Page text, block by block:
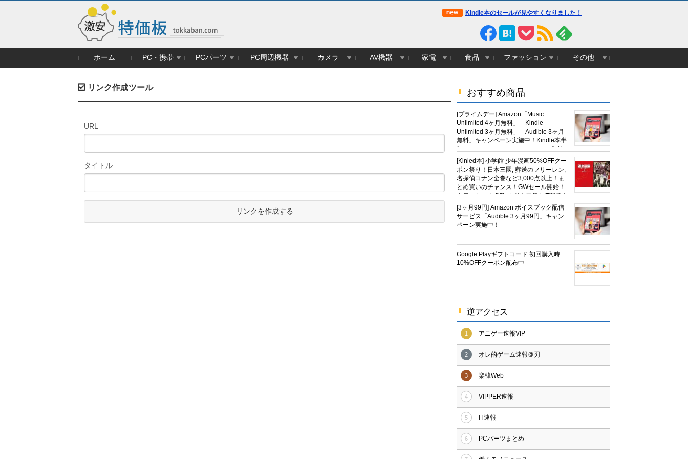
Kindle本のセールが見やすくなりました！
ホーム PC・携帯 PCパーツ PC周辺機器 カメラ AV機器 家電 食品 ファッション その他
おすすめ商品
[プライムデー] Amazon「Music
Unlimited 4ヶ月無料」「Kindle
Unlimited 3ヶ月無料」「Audible 3ヶ月
無料」キャンペーン実施中！Kindle本半
額セール HUNTER×HUNTERなど集英
社、無職転生,幼女戦記など
KADOKAWA、キャプテン翼100円セー
ルも！
[Kinled本] 小学館 少年漫画50%OFFクー
ポン祭り！日本三國, 葬送のフリーレン,
名探偵コナン全巻など3,000点以上！ま
とめ買いのチャンス！GWセール開始！
人気コミック多数 カドカワ祭やIT関連本
がセールに！
[3ヶ月99円] Amazon ボイスブック配信
サービス「Audible 3ヶ月99円」キャン
ペーン実施中！
Google Playギフトコード 初回購入時
10%OFFクーポン配布中
逆アクセス
1 アニゲー速報VIP
2 オレ的ゲーム速報＠刃
3 楽韓Web
4 VIPPER速報
5 IT速報
6 PCパーツまとめ
リンク作成ツール
URL
タイトル
リンクを作成する